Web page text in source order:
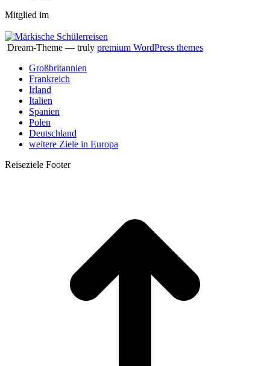
Mitglied im
Dream-Theme — truly premium WordPress themes
Großbritannien
Frankreich
Irland
Italien
Spanien
Polen
Deutschland
weitere Ziele in Europa
Reiseziele Footer